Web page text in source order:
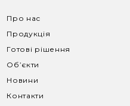
Про нас
Продукція
Готові рішення
Об’єкти
Новини
Контакти